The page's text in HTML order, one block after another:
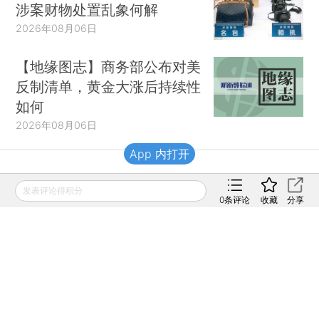
涉案财物处置乱象何解
2026年08月06日
【地缘图志】商务部公布对美
反制清单，黄金大涨后持续性
如何
2026年08月06日
财新移动
发表评论得积分
0条评论 收藏 分享
App 内打开